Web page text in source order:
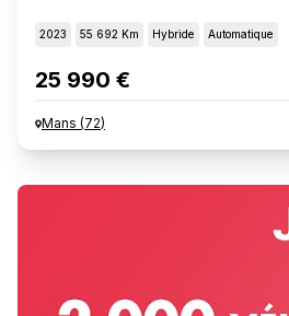
2023 55 692 Km Hybride Automatique
25 990 €
Mans (72)